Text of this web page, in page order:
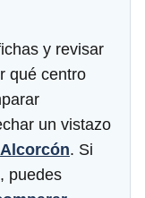
y revisar
qué centro
un vistazo
Alcorcón. Si
puedes